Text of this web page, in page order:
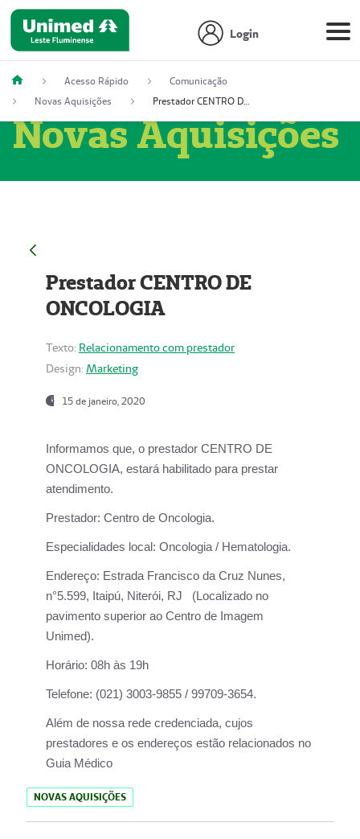
Login
Acesso Rápido
Comunicação
Novas Aquisições
Prestador CENTRO DE ONCOLOGIA
Novas Aquisições
Prestador CENTRO DE
ONCOLOGIA
Texto: Relacionamento com prestador
Design: Marketing
15 de janeiro, 2020
Informamos que, o prestador CENTRO DE
ONCOLOGIA, estará habilitado para prestar
atendimento.
Prestador: Centro de Oncologia.
Especialidades local: Oncologia / Hematologia.
Endereço: Estrada Francisco da Cruz Nunes,
n°5.599, Itaipú, Niterói, RJ (Localizado no
pavimento superior ao Centro de Imagem
Unimed).
Horário: 08h às 19h
Telefone: (021) 3003-9855 / 99709-3654.
Além de nossa rede credenciada, cujos
prestadores e os endereços estão relacionados no
Guia Médico
NOVAS AQUISIÇÕES